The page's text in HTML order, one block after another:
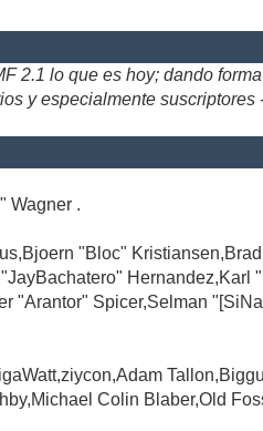
2.1 lo que es hoy; dando
y especialmente
Wagner .
"Bloc"
Spicer,Selman
Colin Blaber,Old